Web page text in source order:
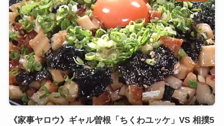
《家事ヤロウ》ギャル曽根「ちくわユッケ」VS 相撲5